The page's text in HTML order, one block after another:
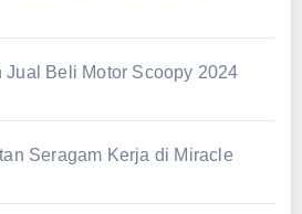
Jual Beli Motor Scoopy 2024
Seragam Kerja di Miracle